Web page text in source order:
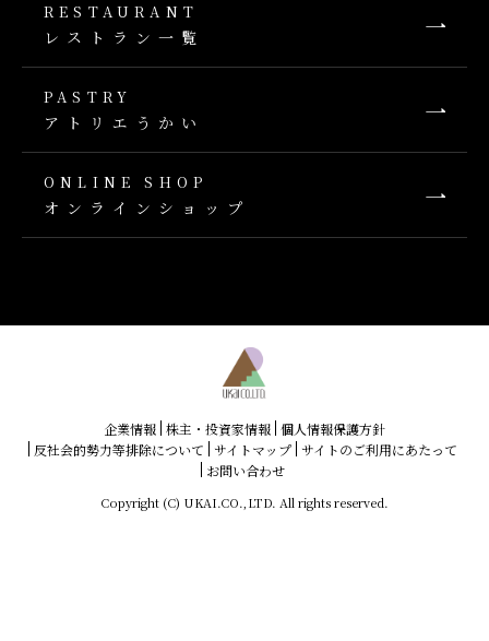
RESTAURANT
レストラン一覧
PASTRY
アトリエうかい
ONLINE SHOP
オンラインショップ
企業情報 株主・投資家情報 個人情報保護方針
反社会的勢力等排除について
サイトマップ
サイトのご利用にあたって
お問い合わせ
Copyright (C) UKAI.CO.,LTD. All rights reserved.